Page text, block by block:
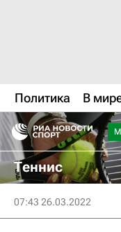
Политика В
Теннис
07:43 26.03.2022